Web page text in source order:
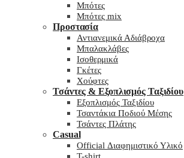
Μπότες
Μπότες mix
Προστασία
Αντιανεμικά Αδιάβροχα
Μπαλακλάβες
Ισοθερμικά
Γκέτες
Χούφτες
Τσάντες & Εξοπλισμός Ταξιδίου
Εξοπλισμός Ταξιδίου
Τσαντάκια Ποδιού Μέσης
Τσάντες Πλάτης
Casual
Official Διαφημιστικό Υλικό